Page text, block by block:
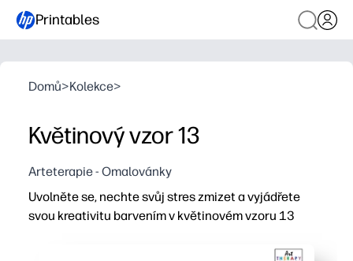
Printables
Domů>Kolekce>
Květinový vzor 13
Arteterapie - Omalovánky
Uvolněte se, nechte svůj stres zmizet a vyjádřete
svou kreativitu barvením v květinovém vzoru 13
Pohodlí pro tisk a použití - stačí uchopit pastelky,